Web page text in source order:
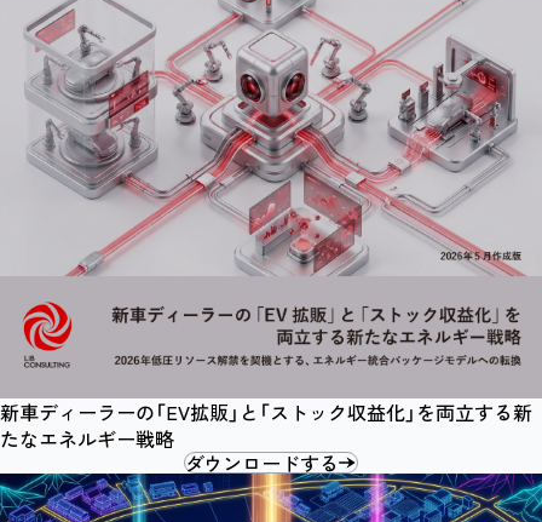
新車ディーラーの「EV拡販」と「ストック収益化」を両立する新
たなエネルギー戦略
ダウンロードする